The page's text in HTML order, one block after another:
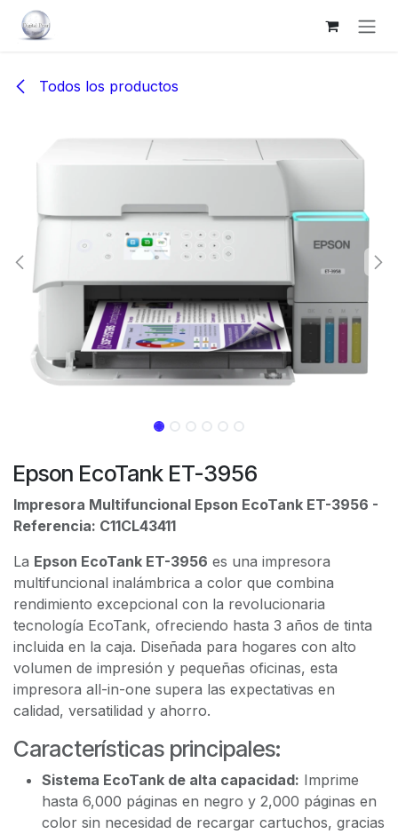
Ir al contenido
Todos los productos
Epson EcoTank ET-3956
Impresora Multifuncional Epson EcoTank ET-3956 -
Referencia: C11CL43411
La Epson EcoTank ET-3956 es una impresora
multifuncional inalámbrica a color que combina
rendimiento excepcional con la revolucionaria
tecnología EcoTank, ofreciendo hasta 3 años de tinta
incluida en la caja. Diseñada para hogares con alto
volumen de impresión y pequeñas oficinas, esta
impresora all-in-one supera las expectativas en
calidad, versatilidad y ahorro.
Características principales:
Sistema EcoTank de alta capacidad: Imprime
hasta 6,000 páginas en negro y 2,000 páginas en
color sin necesidad de recargar cartuchos, gracias